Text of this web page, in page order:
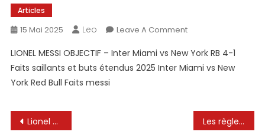
Articles
15 Mai 2025 Leo Leave A CommentOn
LIONEL
MESSI
Miami
LIONEL MESSI OBJECTIF – Inter Miami vs New York RB 4-1
Faits saillants et buts étendus 2025 Inter Miami vs New
York Red Bull Faits messi
Navigation
Lionel Messi a-t-il perdu son temps à Inter Miami? | Les Cooligans Les règles du MLS continuent d’échouer Lionel Messi + Michele Giannone prévisualise le Hudson River Derby